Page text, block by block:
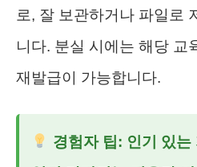
로, 잘 보관하거나 파일로
니다. 분실 시에는 해당 교
재발급이 가능합니다.
경험자 팁: 인기 있는